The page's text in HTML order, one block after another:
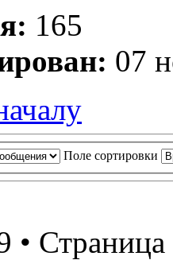
165
07
Поле сортировки
• Страница